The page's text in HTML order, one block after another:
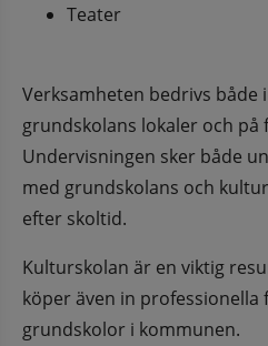
Teater
Verksamheten bedrivs både
grundskolans lokaler och på
Undervisningen sker både
med grundskolans och
efter skoltid.
Kulturskolan är en viktig
köper även in
grundskolor i kommunen.